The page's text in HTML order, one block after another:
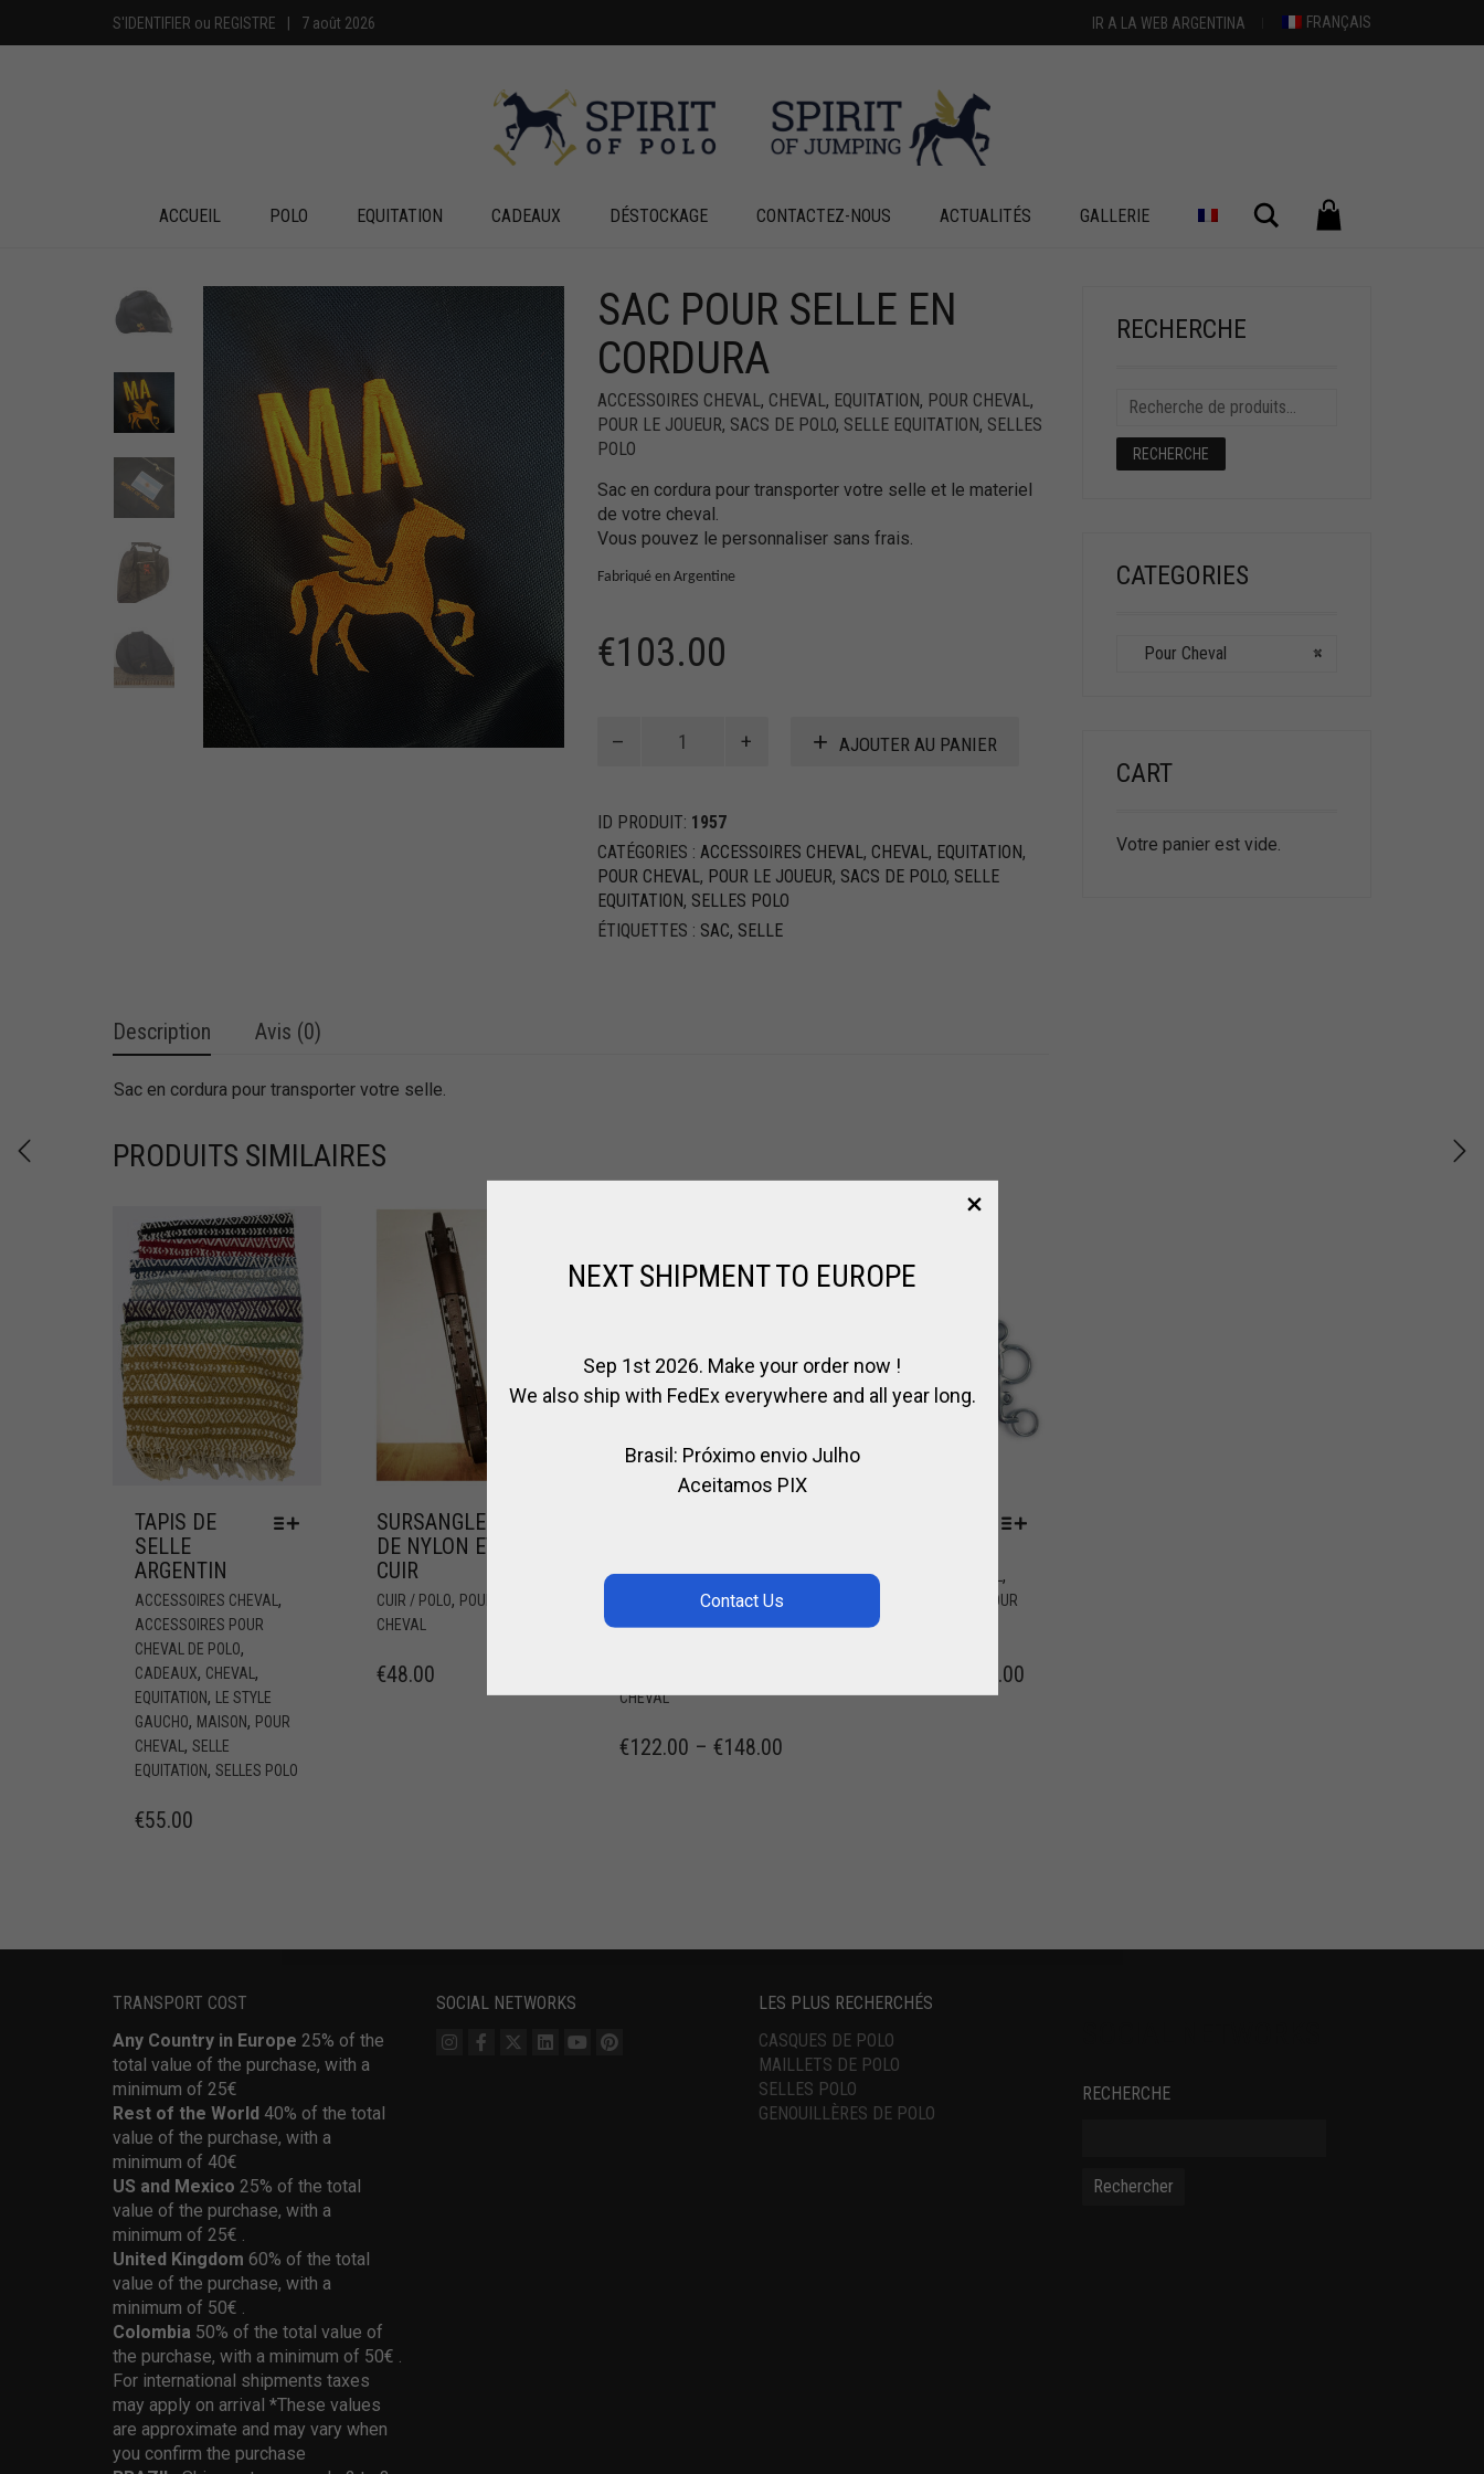
S'IDENTIFIER ou REGISTRE | 7 août 2026 IR A LA WEB ARGENTINA FRANÇAIS
ACCUEIL POLO EQUITATION CADEAUX DÉSTOCKAGE CONTACTEZ-NOUS ACTUALITÉS GALLERIE Chercher
+ + +
SAC POUR SELLE EN
CORDURA
ACCESSOIRES CHEVAL, CHEVAL, EQUITATION, POUR CHEVAL,
POUR LE JOUEUR, SACS DE POLO, SELLE EQUITATION, SELLES
POLO
Sac en cordura pour transporter votre selle et le materiel
de votre cheval.
Vous pouvez le personnaliser sans frais.
Fabriqué en Argentine
€103.00
selle
en
cordura
AJOUTER AU PANIER
ID PRODUIT: 1957
CATÉGORIES : ACCESSOIRES CHEVAL, CHEVAL, EQUITATION,
POUR CHEVAL, POUR LE JOUEUR, SACS DE POLO, SELLE
EQUITATION, SELLES POLO
ÉTIQUETTES : SAC, SELLE
Description Avis (0)
Sac en cordura pour transporter votre selle.
PRODUITS SIMILAIRES
TAPIS DE
SELLE
ARGENTIN
ACCESSOIRES CHEVAL ,
ACCESSOIRES POUR
CHEVAL DE POLO,
CADEAUX, CHEVAL ,
EQUITATION, LE STYLE
GAUCHO, MAISON, POUR
CHEVAL , SELLE
EQUITATION, SELLES POLO
€55.00
SURSANGLE
DE NYLON ET
CUIR
CUIR / POLO, POUR
CHEVAL
€48.00
AVEC
MONTANTS
ACIER / EQUITATION,
CHEVAL
€122.00 – €148.00
ACIER / POLO ,
POUR
CHEVAL
148.00
RECHERCHE
RECHERCHE
CATEGORIES
×
Pour Cheval
CART
Votre panier est vide.
TRANSPORT COST
Any Country in Europe 25% of the
total value of the purchase, with a
minimum of 25€
Rest of the World 40% of the total
value of the purchase, with a
minimum of 40€
US and Mexico 25% of the total
value of the purchase, with a
minimum of 25€ .
United Kingdom 60% of the total
value of the purchase, with a
minimum of 50€ .
Colombia 50% of the total value of
the purchase, with a minimum of 50€ .
For international shipments taxes
may apply on arrival *These values
are approximate and may vary when
you confirm the purchase
SOCIAL NETWORKS
LES PLUS RECHERCHÉS
CASQUES DE POLO
MAILLETS DE POLO
SELLES POLO
GENOUILLÈRES DE POLO
RECHERCHE
NEXT SHIPMENT TO EUROPE
Sep 1st 2026. Make your order now !
We also ship with FedEx everywhere and all year long.
Brasil: Próximo envio Julho
Aceitamos PIX